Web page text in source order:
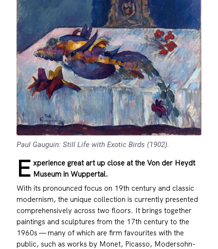
Paul Gauguin: Still Life with Exotic Birds (1902).
E xperience great art up close at the Von der Heydt
Museum in Wuppertal.
With its pronounced focus on 19th century and classic
modernism, the unique collection is currently presented
comprehensively across two floors. It brings together
paintings and sculptures from the 17th century to the
1960s — many of which are firm favourites with the
public, such as works by Monet, Picasso, Modersohn-